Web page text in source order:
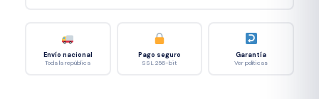
Envío nacional
Toda la república
Pago seguro
SSL 256-bit
Garantía
Ver políticas